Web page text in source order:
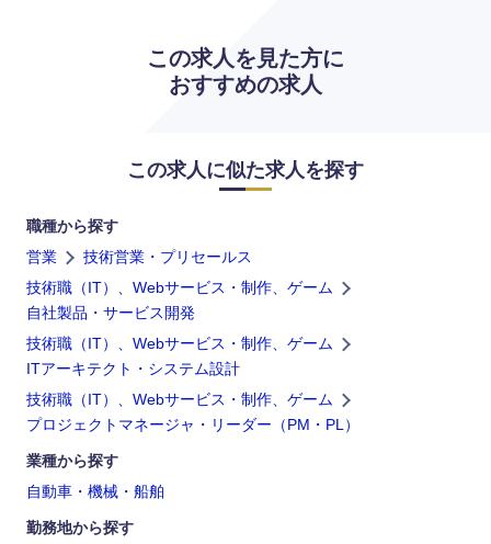
この求人を見た方に
おすすめの求人
この求人に似た求人を探す
職種から探す
営業
技術営業・プリセールス
技術職（IT）、Webサービス・制作、ゲーム
自社製品・サービス開発
技術職（IT）、Webサービス・制作、ゲーム
ITアーキテクト・システム設計
技術職（IT）、Webサービス・制作、ゲーム
プロジェクトマネージャ・リーダー（PM・PL）
業種から探す
自動車・機械・船舶
勤務地から探す
島根県
香川県